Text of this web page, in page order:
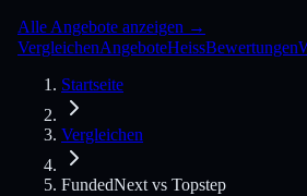
Alle Angebote anzeigen →
VergleichenAngeboteHeissBewertungen
Startseite
Vergleichen
FundedNext vs Topstep